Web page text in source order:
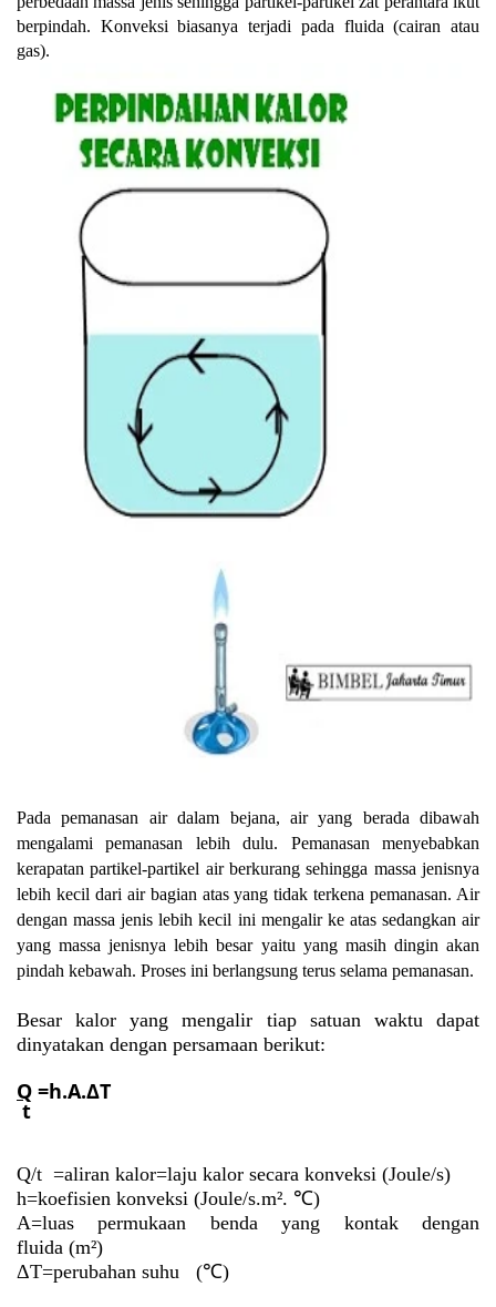
berpindah. Konveksi biasanya terjadi pada fluida (cairan atau
gas).
Pada pemanasan air dalam bejana, air yang berada dibawah
mengalami pemanasan lebih dulu. Pemanasan menyebabkan
kerapatan partikel-partikel air berkurang sehingga massa jenisnya
lebih kecil dari air bagian atas yang tidak terkena pemanasan. Air
dengan massa jenis lebih kecil ini mengalir ke atas sedangkan air
yang massa jenisnya lebih besar yaitu yang masih dingin akan
pindah kebawah. Proses ini berlangsung terus selama pemanasan.
Besar kalor yang mengalir tiap satuan waktu dapat
dinyatakan dengan persamaan berikut:
Q =h.A.ΔT
t
Q/t =aliran kalor=laju kalor secara konveksi (Joule/s)
h=koefisien konveksi (Joule/s.m². ℃)
A=luas permukaan benda yang kontak dengan
fluida (m²)
ΔT=perubahan suhu
(℃)